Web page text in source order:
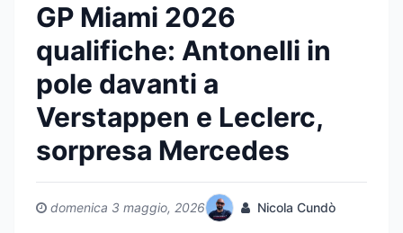
GP Miami 2026
qualifiche: Antonelli in
pole davanti a
Verstappen e Leclerc,
sorpresa Mercedes
domenica 3 maggio, 2026 Nicola Cundò